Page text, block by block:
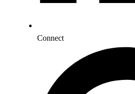
Connect